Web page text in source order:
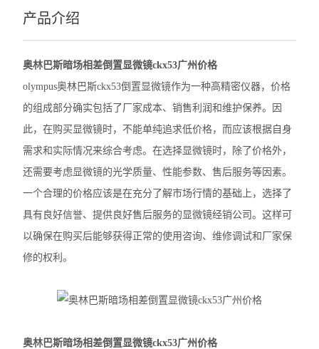
Leica徕卡A60 F体视显微镜
Leica徕卡M165 C体视显微镜
Leica徕卡M50体视显微镜
奥林巴斯BX63生物显微镜
徕卡M125 C体视显微镜
徕卡DM2500生物显微镜
奥林巴斯IX83倒置显微镜
Nikon尼康SMZ25体视显微镜
Nikon尼康LV100ND POL-DS偏光显微镜
产品介绍
奥林巴斯暗场相差倒置显微镜ckx53广州价格
olympus奥林巴斯ckx53倒置显微镜作为一种高精密仪器，价格
的组成部分确实包括了厂家成本、销售利润和维护保养。因
此，在购买显微镜时，不能单纯追求低价格，而应该根据自身
需求和实际情况来综合考虑。在选择显微镜时，除了价格外，
还需要考虑显微镜的光学质量、性能参数、售后服务等因素。
一个合理的价格应该是在充分了解市场行情的基础上，选择了
具有良好信誉、提供良好售后服务的显微镜经销公司。这样可
以确保在购买后能够获得正常的使用咨询、维修调试和厂家保
修的权利。
奥林巴斯暗场相差倒置显微镜ckx53广州价格